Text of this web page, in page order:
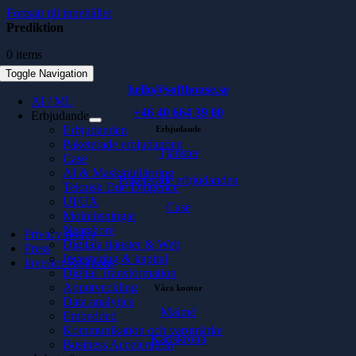
Fortsätt till innehållet
Toggle Navigation
AI / ML
Erbjudande
Erbjudanden
Paketerade erbjudanden
Case
AI & Maskininlärning
Teknisk Due Diligence
UI/UX
Molnlösningar
Nearshore
Digitala tjänster & Web
Investering & kapital
Digital Transformation
Apputveckling
Data analytics
Embedded
Kommunikation och varumärke
Business Acceleration
Prediktion
0 items
hello@softhouse.se
+46 40 664 39 00
Erbjudande
Tjänster
Paketerade erbjudanden
Case
Privacy policy
Press
Investor Relations
Våra kontor
Malmö
Karlskrona